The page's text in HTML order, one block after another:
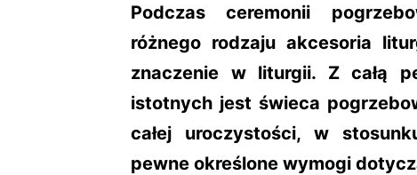
Podczas ceremonii
różnego rodzaju akcesoria
znaczenie w liturgii. Z całą
istotnych jest świeca
całej uroczystości, w
pewne określone wymogi